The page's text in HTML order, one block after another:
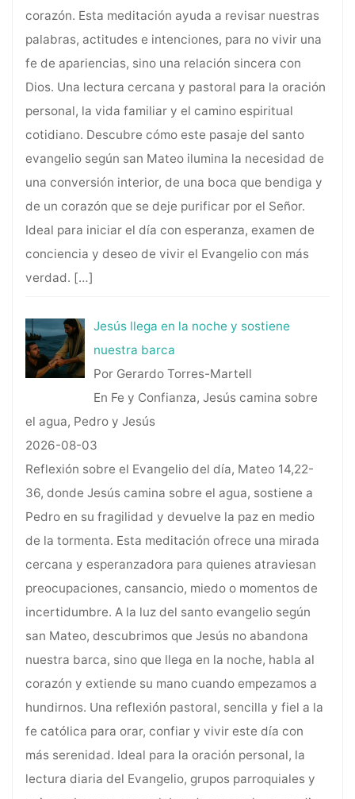
corazón. Esta meditación ayuda a revisar nuestras
palabras, actitudes e intenciones, para no vivir una
fe de apariencias, sino una relación sincera con
Dios. Una lectura cercana y pastoral para la oración
personal, la vida familiar y el camino espiritual
cotidiano. Descubre cómo este pasaje del santo
evangelio según san Mateo ilumina la necesidad de
una conversión interior, de una boca que bendiga y
de un corazón que se deje purificar por el Señor.
Ideal para iniciar el día con esperanza, examen de
conciencia y deseo de vivir el Evangelio con más
verdad. […]
Jesús llega en la noche y sostiene
nuestra barca
Por Gerardo Torres-Martell
En Fe y Confianza, Jesús camina sobre
el agua, Pedro y Jesús
2026-08-03
Reflexión sobre el Evangelio del día, Mateo 14,22-
36, donde Jesús camina sobre el agua, sostiene a
Pedro en su fragilidad y devuelve la paz en medio
de la tormenta. Esta meditación ofrece una mirada
cercana y esperanzadora para quienes atraviesan
preocupaciones, cansancio, miedo o momentos de
incertidumbre. A la luz del santo evangelio según
san Mateo, descubrimos que Jesús no abandona
nuestra barca, sino que llega en la noche, habla al
corazón y extiende su mano cuando empezamos a
hundirnos. Una reflexión pastoral, sencilla y fiel a la
fe católica para orar, confiar y vivir este día con
más serenidad. Ideal para la oración personal, la
lectura diaria del Evangelio, grupos parroquiales y